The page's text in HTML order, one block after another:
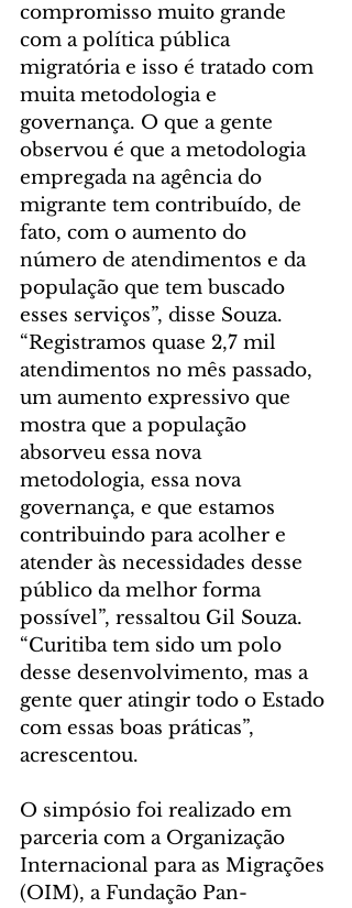
compromisso muito grande
com a política pública
migratória e isso é tratado com
muita metodologia e
governança. O que a gente
observou é que a metodologia
empregada na agência do
migrante tem contribuído, de
fato, com o aumento do
número de atendimentos e da
população que tem buscado
esses serviços”, disse Souza.
“Registramos quase 2,7 mil
atendimentos no mês passado,
um aumento expressivo que
mostra que a população
absorveu essa nova
metodologia, essa nova
governança, e que estamos
contribuindo para acolher e
atender às necessidades desse
público da melhor forma
possível”, ressaltou Gil Souza.
“Curitiba tem sido um polo
desse desenvolvimento, mas a
gente quer atingir todo o Estado
com essas boas práticas”,
acrescentou.
O simpósio foi realizado em
parceria com a Organização
Internacional para as Migrações
(OIM), a Fundação Pan-